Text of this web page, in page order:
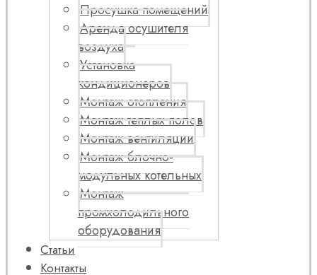
Просушка помещений
Аренда осушителя
воздуха
Установка
кондиционеров
Монтаж отопления
Монтаж теплых полов
Монтаж вентиляции
Монтаж блочно-
модульных котельных
Монтаж
промхолодильного
оборудования
Статьи
Контакты